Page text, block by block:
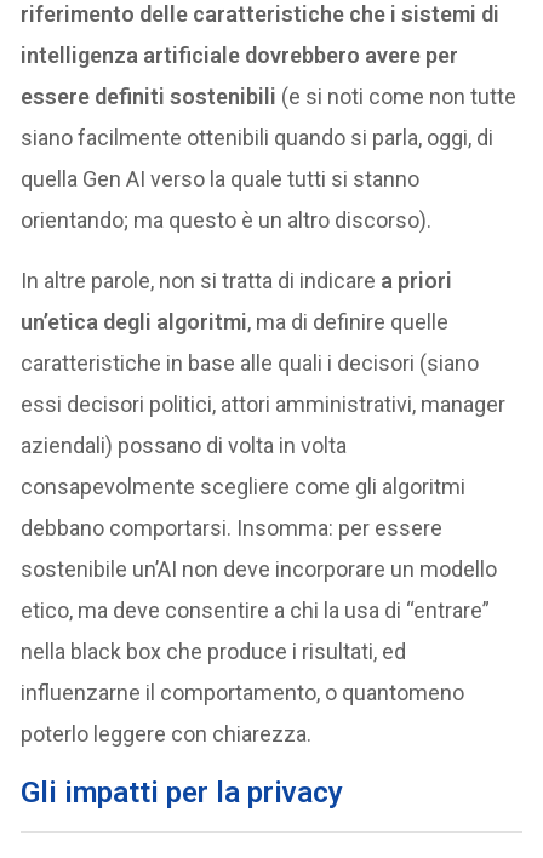
riferimento delle caratteristiche che i sistemi di
intelligenza artificiale dovrebbero avere per
essere definiti sostenibili (e si noti come non tutte
siano facilmente ottenibili quando si parla, oggi, di
quella Gen AI verso la quale tutti si stanno
orientando; ma questo è un altro discorso).
In altre parole, non si tratta di indicare a priori
un’etica degli algoritmi, ma di definire quelle
caratteristiche in base alle quali i decisori (siano
essi decisori politici, attori amministrativi, manager
aziendali) possano di volta in volta
consapevolmente scegliere come gli algoritmi
debbano comportarsi. Insomma: per essere
sostenibile un’AI non deve incorporare un modello
etico, ma deve consentire a chi la usa di “entrare”
nella black box che produce i risultati, ed
influenzarne il comportamento, o quantomeno
poterlo leggere con chiarezza.
Gli impatti per la privacy